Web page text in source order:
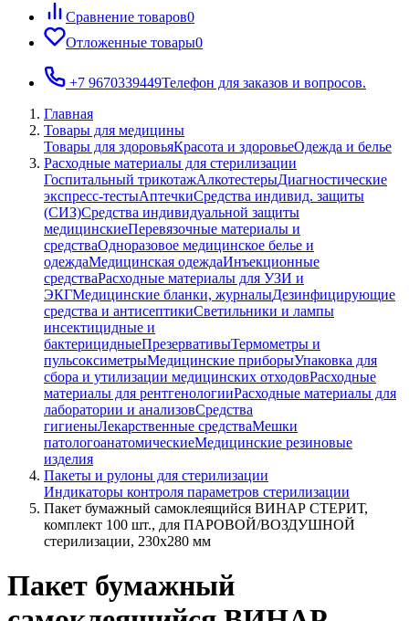
Сравнение товаров0
Отложенные товары0
+7 9670339449Телефон для заказов и вопросов.
Главная
Товары для медицины
Товары для здоровьяКрасота и здоровьеОдежда и белье
Расходные материалы для стерилизации
Госпитальный трикотажАлкотестерыДиагностические
экспресс-тестыАптечкиСредства индивид. защиты
(СИЗ)Средства индивидуальной защиты
медицинскиеПеревязочные материалы и
средстваОдноразовое медицинское белье и
одеждаМедицинская одеждаИнъекционные
средстваРасходные материалы для УЗИ и
ЭКГМедицинские бланки, журналыДезинфицирующие
средства и антисептикиСветильники и лампы
инсектицидные и
бактерицидныеПрезервативыТермометры и
пульсоксиметрыМедицинские приборыУпаковка для
сбора и утилизации медицинских отходовРасходные
материалы для рентгенологииРасходные материалы для
лаборатории и анализовСредства
гигиеныЛекарственные средстваМешки
патологоанатомическиеМедицинские резиновые
изделия
Пакеты и рулоны для стерилизации
Индикаторы контроля параметров стерилизации
Пакет бумажный самоклеящийся ВИНАР СТЕРИТ,
комплект 100 шт., для ПАРОВОЙ/ВОЗДУШНОЙ
стерилизации, 230х280 мм
Пакет бумажный